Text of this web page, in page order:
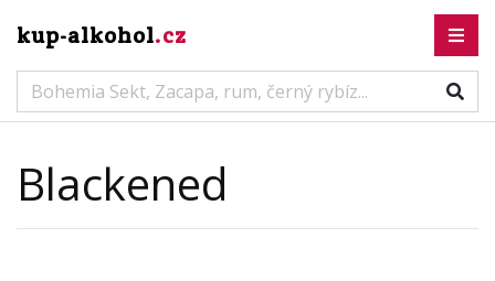
kup-alkohol.cz
Blackened